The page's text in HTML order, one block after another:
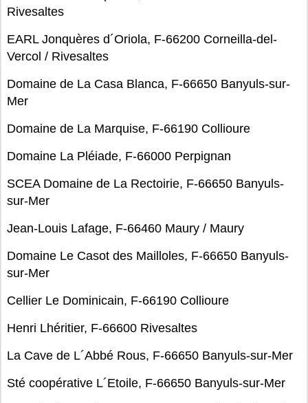
Rivesaltes
EARL Jonquères d´Oriola, F-66200 Corneilla-del-
Vercol / Rivesaltes
Domaine de La Casa Blanca, F-66650 Banyuls-sur-
Mer
Domaine de La Marquise, F-66190 Collioure
Domaine La Pléiade, F-66000 Perpignan
SCEA Domaine de La Rectoirie, F-66650 Banyuls-
sur-Mer
Jean-Louis Lafage, F-66460 Maury / Maury
Domaine Le Casot des Mailloles, F-66650 Banyuls-
sur-Mer
Cellier Le Dominicain, F-66190 Collioure
Henri Lhéritier, F-66600 Rivesaltes
La Cave de L´Abbé Rous, F-66650 Banyuls-sur-Mer
Sté coopérative L´Etoile, F-66650 Banyuls-sur-Mer